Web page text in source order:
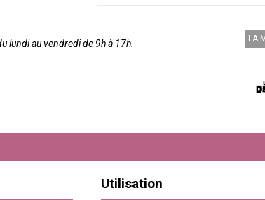
lundi au vendredi de 9h à 17h. LA
Utilisation